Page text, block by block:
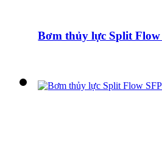
Bơm thủy lực Split Flow